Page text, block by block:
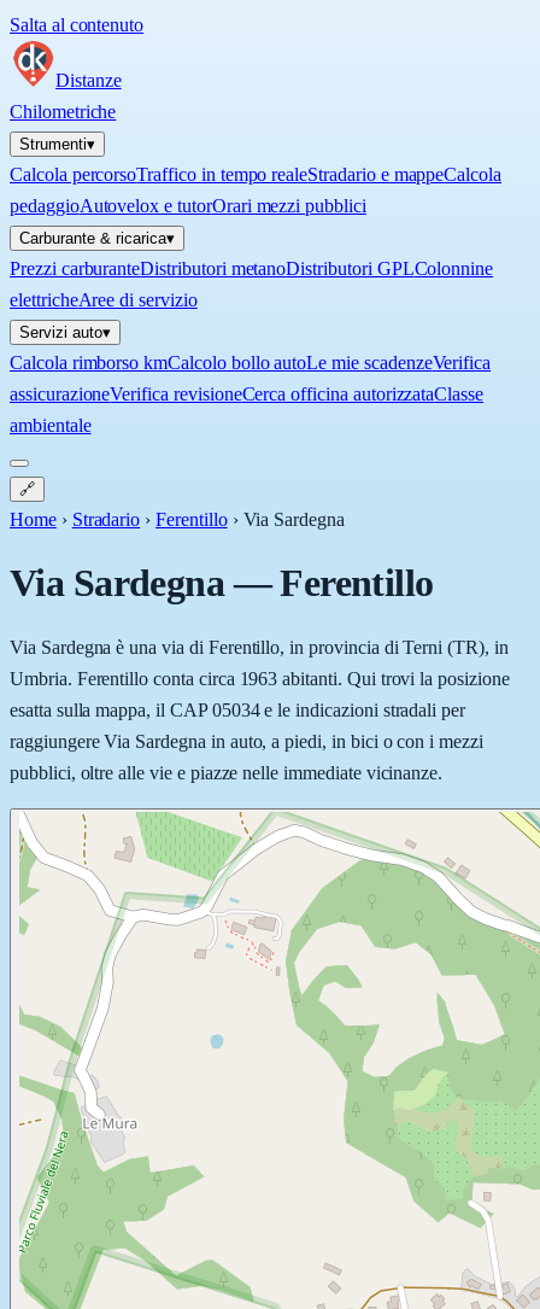
Salta al contenuto
Distanze
Chilometriche
Strumenti▾
Calcola percorsoTraffico in tempo realeStradario e mappeCalcola
pedaggioAutovelox e tutorOrari mezzi pubblici
Carburante & ricarica▾
Prezzi carburanteDistributori metanoDistributori GPLColonnine
elettricheAree di servizio
Servizi auto▾
Calcola rimborso kmCalcolo bollo autoLe mie scadenzeVerifica
assicurazioneVerifica revisioneCerca officina autorizzataClasse
ambientale
🔗
Home › Stradario › Ferentillo › Via Sardegna
Via Sardegna—Ferentillo
Via Sardegna è una via di Ferentillo, in provincia di Terni (TR), in
Umbria. Ferentillo conta circa 1963 abitanti. Qui trovi la posizione
esatta sulla mappa, il CAP 05034 e le indicazioni stradali per
raggiungere Via Sardegna in auto, a piedi, in bici o con i mezzi
pubblici, oltre alle vie e piazze nelle immediate vicinanze.